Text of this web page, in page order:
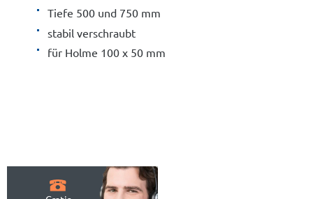
Tiefe 500 und 750 mm
stabil verschraubt
für Holme 100 x 50 mm